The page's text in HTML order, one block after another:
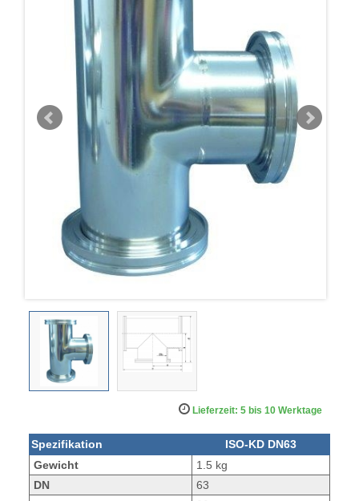
Lieferzeit: 5 bis 10 Werktage
Spezifikation
ISO-KD DN63
Gewicht
1.5 kg
DN
63